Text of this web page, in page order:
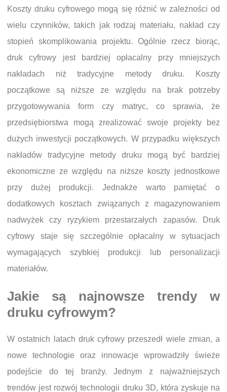
Koszty druku cyfrowego mogą się różnić w zależności od
wielu czynników, takich jak rodzaj materiału, nakład czy
stopień skomplikowania projektu. Ogólnie rzecz biorąc,
druk cyfrowy jest bardziej opłacalny przy mniejszych
nakładach niż tradycyjne metody druku. Koszty
początkowe są niższe ze względu na brak potrzeby
przygotowywania form czy matryc, co sprawia, że
przedsiębiorstwa mogą zrealizować swoje projekty bez
dużych inwestycji początkowych. W przypadku większych
nakładów tradycyjne metody druku mogą być bardziej
ekonomiczne ze względu na niższe koszty jednostkowe
przy dużej produkcji. Jednakże warto pamiętać o
dodatkowych kosztach związanych z magazynowaniem
nadwyżek czy ryzykiem przestarzałych zapasów. Druk
cyfrowy staje się szczególnie opłacalny w sytuacjach
wymagających szybkiej produkcji lub personalizacji
materiałów.
Jakie są najnowsze trendy w
druku cyfrowym?
W ostatnich latach druk cyfrowy przeszedł wiele zmian, a
nowe technologie oraz innowacje wprowadziły świeże
podejście do tej branży. Jednym z najważniejszych
trendów jest rozwój technologii druku 3D, która zyskuje na